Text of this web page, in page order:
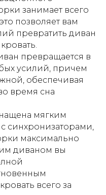
занимает всего
позволяет вам
превратить диван
превращается в
усилий, причем
обеспечивая
время сна
мягким
синхронизаторами,
максимально
диваном вы
всего за